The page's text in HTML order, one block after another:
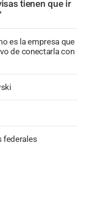
tienen que ir
es la empresa que
de conectarla con
federales